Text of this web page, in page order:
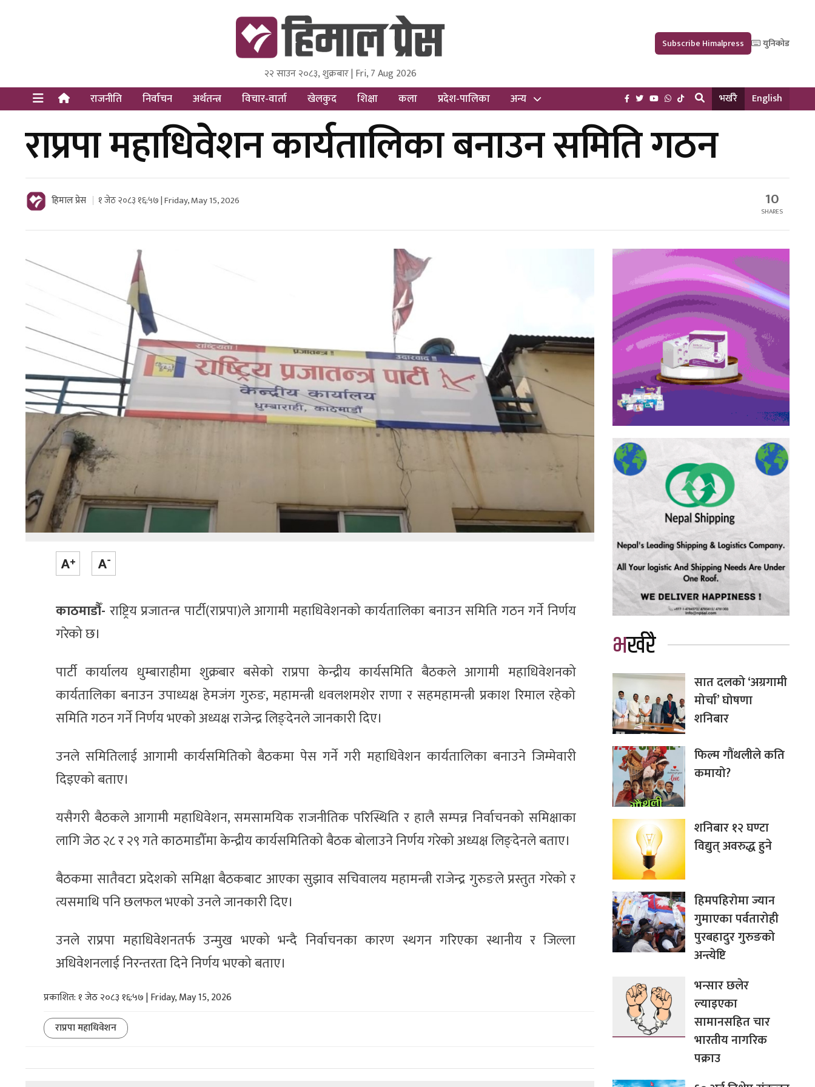
Himal Press
Dot NewsyNepal Media and Research Pvt Ltd.
२२ साउन २०८३, शुक्रबार | Fri, 7 Aug 2026
Subscribe Himalpress युनिकोड
राजनीति निर्वाचन अर्थतन्त्र विचार-वार्ता खेलकुद शिक्षा कला प्रदेश-पालिका अन्य भर्खरै English
राप्रपा महाधिवेशन कार्यतालिका बनाउन समिति गठन
हिमाल प्रेस १ जेठ २०८३ १६:५७ | Friday, May 15, 2026 10
SHARES
काठमाडौँ- राष्ट्रिय प्रजातन्त्र पार्टी(राप्रपा)ले आगामी महाधिवेशनको कार्यतालिका बनाउन समिति गठन गर्ने निर्णय
गरेको छ।
पार्टी कार्यालय धुम्बाराहीमा शुक्रबार बसेको राप्रपा केन्द्रीय कार्यसमिति बैठकले आगामी महाधिवेशनको
कार्यतालिका बनाउन उपाध्यक्ष हेमजंग गुरुङ, महामन्त्री धवलशमशेर राणा र सहमहामन्त्री प्रकाश रिमाल रहेको
समिति गठन गर्ने निर्णय भएको अध्यक्ष राजेन्द्र लिङ्देनले जानकारी दिए।
उनले समितिलाई आगामी कार्यसमितिको बैठकमा पेस गर्ने गरी महाधिवेशन कार्यतालिका बनाउने जिम्मेवारी
दिइएको बताए।
यसैगरी बैठकले आगामी महाधिवेशन, समसामयिक राजनीतिक परिस्थिति र हालै सम्पन्न निर्वाचनको समिक्षाका
लागि जेठ २८ र २९ गते काठमाडौँमा केन्द्रीय कार्यसमितिको बैठक बोलाउने निर्णय गरेको अध्यक्ष लिङ्देनले बताए।
बैठकमा सातैवटा प्रदेशको समिक्षा बैठकबाट आएका सुझाव सचिवालय महामन्त्री राजेन्द्र गुरुङले प्रस्तुत गरेको र
त्यसमाथि पनि छलफल भएको उनले जानकारी दिए।
उनले राप्रपा महाधिवेशनतर्फ उन्मुख भएको भन्दै निर्वाचनका कारण स्थगन गरिएका स्थानीय र जिल्ला
अधिवेशनलाई निरन्तरता दिने निर्णय भएको बताए।
प्रकाशित: १ जेठ २०८३ १६:५७ | Friday, May 15, 2026
राप्रपा महाधिवेशन
भर्खरै
सात दलको ‘अग्रगामी
मोर्चा’ घोषणा
शनिबार
फिल्म गौंथलीले कति
कमायो?
शनिबार १२ घण्टा
विद्युत् अवरुद्ध हुने
हिमपहिरोमा ज्यान
गुमाएका पर्वतारोही
पुरबहादुर गुरुङको
अन्त्येष्टि
भन्सार छलेर
ल्याइएका
सामानसहित चार
भारतीय नागरिक
पक्राउ